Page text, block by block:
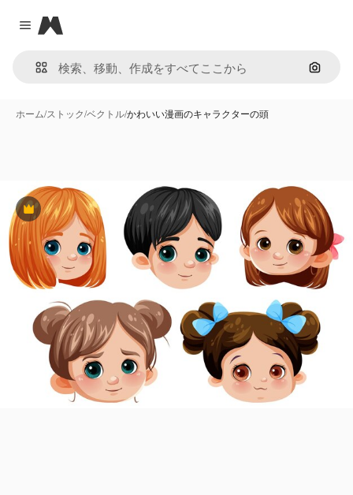
Close menu
Magnific
画像で
ホーム/ストック/ベクトル/かわいい漫画のキャラクターの頭
Premium